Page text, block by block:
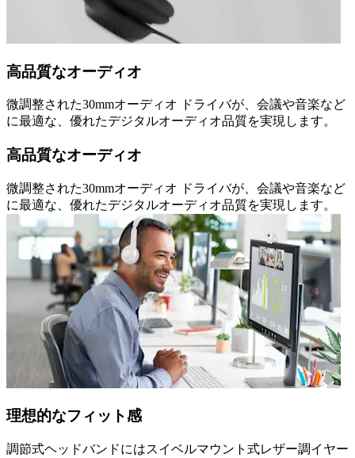
高品質なオーディオ
微調整された30mmオーディオ ドライバが、会議や音楽など
に最適な、優れたデジタルオーディオ品質を実現します。
高品質なオーディオ
微調整された30mmオーディオ ドライバが、会議や音楽など
に最適な、優れたデジタルオーディオ品質を実現します。
理想的なフィット感
調節式ヘッドバンドにはスイベルマウント式レザー調イヤー